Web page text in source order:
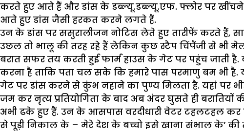
करते हुए आते हैं और डांस के डब्ल्यू.डब्ल्यू.एफ. फ्लोर पर
आते हुए डांस जैसी हरकत करने लगते हैं.
उन के डांस पर ससुरालीजन नोटिस लेते हुए तारीफें करते हैं,
उछल तो भालू की तरह रहे हैं लेकिन कुछ स्टैप चिंपैंजी से भी
बरात सफर तय करती हुई फार्म हाउस के गेट पर पहुंच जाती है.
करना है ताकि पता चल सके कि हमारे पास परमाणु बम भी है.
गेट पर डांस करने से कुंभ नहाने का पुण्य मिलता है. यहां पर
जम कर नृत्य प्रतियोगिता के बाद अब अंदर घुसते ही
अभी ढके हुए हैं. उन के आसपास वरदीधारी वेटर टहलटहल कर
से पूड़ी निकाल के – मेरे देश के बच्चो इसे खाना संभाल के’ की